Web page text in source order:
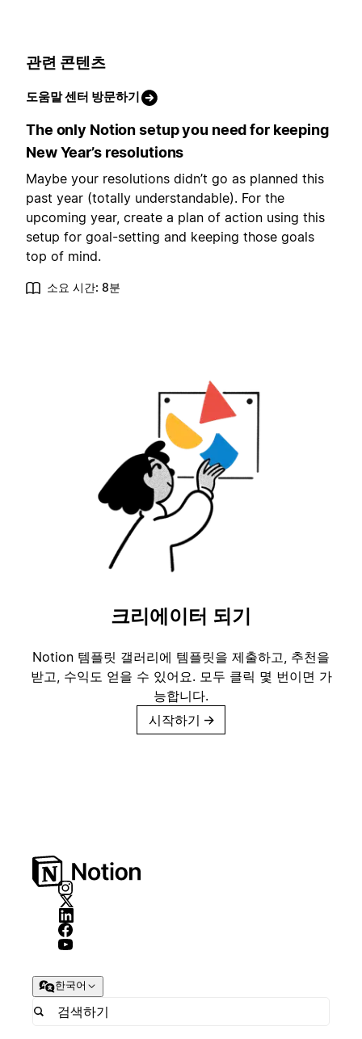
관련 콘텐츠
도움말 센터 방문하기
The only Notion setup you need for keeping
New Year’s resolutions
Maybe your resolutions didn’t go as planned this
past year (totally understandable). For the
upcoming year, create a plan of action using this
setup for goal-setting and keeping those goals
top of mind.
소요 시간: 8분
크리에이터 되기
Notion 템플릿 갤러리에 템플릿을 제출하고, 추천을
받고, 수익도 얻을 수 있어요. 모두 클릭 몇 번이면 가
능합니다.
시작하기 →
한국어